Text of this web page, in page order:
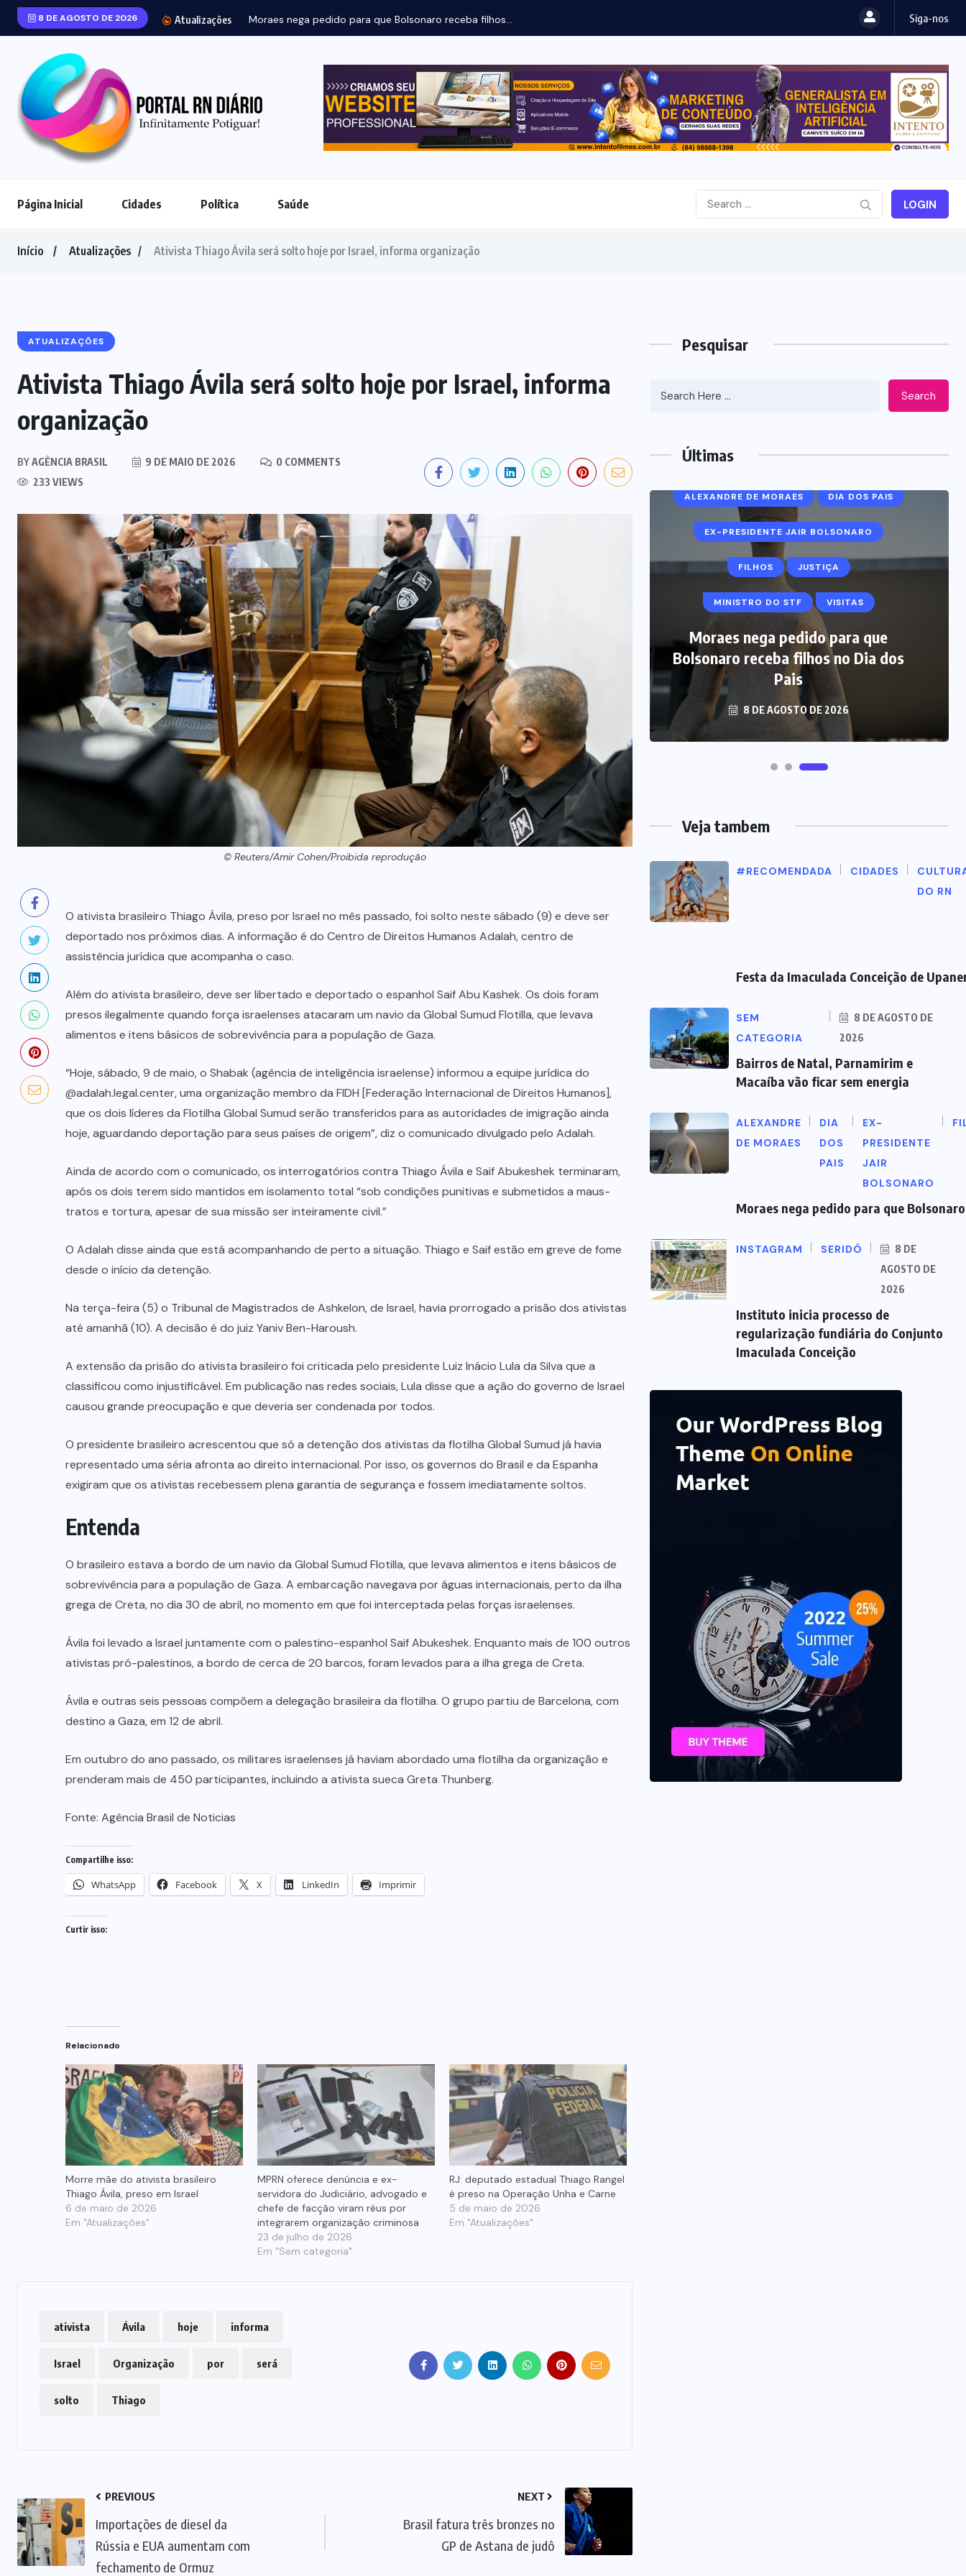
8 DE AGOSTO DE 2026 Atualizações
Moraes nega pedido para que Bolsonaro receba filhos... Siga-nos
Página Inicial Cidades Política Saúde LOGIN
Início Atualizações Ativista Thiago Ávila será solto hoje por Israel, informa organização
ATUALIZAÇÕES
Ativista Thiago Ávila será solto hoje por Israel, informa
organização
BYAGÊNCIA BRASIL 9 DE MAIO DE 2026
0 COMMENTS
233 VIEWS
© Reuters/Amir Cohen/Proibida reprodução
O ativista brasileiro Thiago Ávila, preso por Israel no mês passado, foi solto neste sábado (9) e deve ser
deportado nos próximos dias. A informação é do Centro de Direitos Humanos Adalah, centro de
assistência jurídica que acompanha o caso.
Além do ativista brasileiro, deve ser libertado e deportado o espanhol Saif Abu Kashek. Os dois foram
presos ilegalmente quando força israelenses atacaram um navio da Global Sumud Flotilla, que levava
alimentos e itens básicos de sobrevivência para a população de Gaza.
“Hoje, sábado, 9 de maio, o Shabak (agência de inteligência israelense) informou a equipe jurídica do
@adalah.legal.center, uma organização membro da FIDH [Federação Internacional de Direitos Humanos],
que os dois líderes da Flotilha Global Sumud serão transferidos para as autoridades de imigração ainda
hoje, aguardando deportação para seus países de origem”, diz o comunicado divulgado pelo Adalah.
Ainda de acordo com o comunicado, os interrogatórios contra Thiago Ávila e Saif Abukeshek terminaram,
após os dois terem sido mantidos em isolamento total “sob condições punitivas e submetidos a maus-
tratos e tortura, apesar de sua missão ser inteiramente civil.”
O Adalah disse ainda que está acompanhando de perto a situação. Thiago e Saif estão em greve de fome
desde o início da detenção.
Na terça-feira (5) o Tribunal de Magistrados de Ashkelon, de Israel, havia prorrogado a prisão dos ativistas
até amanhã (10). A decisão é do juiz Yaniv Ben-Haroush.
A extensão da prisão do ativista brasileiro foi criticada pelo presidente Luiz Inácio Lula da Silva que a
classificou como injustificável. Em publicação nas redes sociais, Lula disse que a ação do governo de Israel
causou grande preocupação e que deveria ser condenada por todos.
O presidente brasileiro acrescentou que só a detenção dos ativistas da flotilha Global Sumud já havia
representado uma séria afronta ao direito internacional. Por isso, os governos do Brasil e da Espanha
exigiram que os ativistas recebessem plena garantia de segurança e fossem imediatamente soltos.
Entenda
O brasileiro estava a bordo de um navio da Global Sumud Flotilla, que levava alimentos e itens básicos de
sobrevivência para a população de Gaza. A embarcação navegava por águas internacionais, perto da ilha
grega de Creta, no dia 30 de abril, no momento em que foi interceptada pelas forças israelenses.
Ávila foi levado a Israel juntamente com o palestino-espanhol Saif Abukeshek. Enquanto mais de 100 outros
ativistas pró-palestinos, a bordo de cerca de 20 barcos, foram levados para a ilha grega de Creta.
Ávila e outras seis pessoas compõem a delegação brasileira da flotilha. O grupo partiu de Barcelona, com
destino a Gaza, em 12 de abril.
Em outubro do ano passado, os militares israelenses já haviam abordado uma flotilha da organização e
prenderam mais de 450 participantes, incluindo a ativista sueca Greta Thunberg.
Fonte: Agência Brasil de Noticias
Compartilhe isso:
WhatsApp Facebook X LinkedIn Imprimir
Curtir isso:
Relacionado
Morre mãe do ativista brasileiro
Thiago Ávila, preso em Israel
6 de maio de 2026
Em "Atualizações"
MPRN oferece denúncia e ex-
servidora do Judiciário, advogado e
chefe de facção viram réus por
integrarem organização criminosa
23 de julho de 2026
Em "Sem categoria"
RJ: deputado estadual Thiago Rangel
é preso na Operação Unha e Carne
5 de maio de 2026
Em "Atualizações"
ativista Ávila hoje informa
Israel Organização por será
solto Thiago
PREVIOUS
Importações de diesel da
Rússia e EUA aumentam com
fechamento de Ormuz
NEXT
Brasil fatura três bronzes no
GP de Astana de judô
Pesquisar
Search
Últimas
SEM CATEGORIA
Bairros de Natal, Parnamirim e
Macaíba vão ficar sem energia
para reforço na rede – Portal de
Notícias Senadinho
8 DE AGOSTO DE 2026
EX-PRESIDENTE JAIR BOLSONARO
FILHOS JUSTIÇA
MINISTRO DO STF
Moraes nega pedido para que
Bolsonaro receba filhos no Dia dos
Pais
8 DE AGOSTO DE 2026
PATRIMÔNIO IMATERIAL
PATRIMÔNIO RELIGIOSO
RIO GRANDE DO NORTE
TRADIÇÃO RELIGIOSA UPANEMA
Festa da Imaculada Conceição de
Upanema é reconhecida como
Patrimônio Cultural do RN –
NOTÍCIAS SOBRE O RIO GRANDE
DO NORTE
8 DE AGOSTO DE 2026
Veja tambem
#RECOMENDADA CIDADES
DO RN
Festa da Imaculada Conceição de
SEM
CATEGORIA
8 DE AGOSTO DE
2026
Bairros de Natal, Parnamirim e
Macaíba vão ficar sem energia
ALEXANDRE
DE MORAES
DIA
DOS
PAIS
EX-
PRESIDENTE
JAIR
BOLSONARO
Moraes nega pedido para que
INSTAGRAM SERIDÓ
8 DE
AGOSTO DE
2026
Instituto inicia processo de
regularização fundiária do Conjunto
Imaculada Conceição